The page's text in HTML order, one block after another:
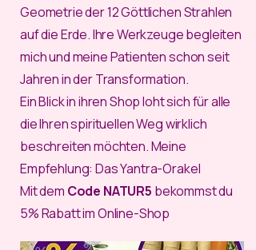
Geometrie der 12 Göttlichen Strahlen
auf die Erde. Ihre Werkzeuge begleiten
mich und meine Patienten schon seit
Jahren in der Transformation.
Ein Blick in ihren Shop loht sich für alle
die Ihren spirituellen Weg wirklich
beschreiten möchten. Meine
Empfehlung: Das Yantra-Orakel
Mit dem Code NATUR5 bekommst du
5% Rabatt im Online-Shop